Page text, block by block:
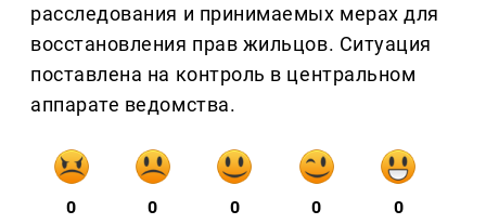
расследования и принимаемых мерах для
восстановления прав жильцов. Ситуация
поставлена на контроль в центральном
аппарате ведомства.
0 0 0 0 0